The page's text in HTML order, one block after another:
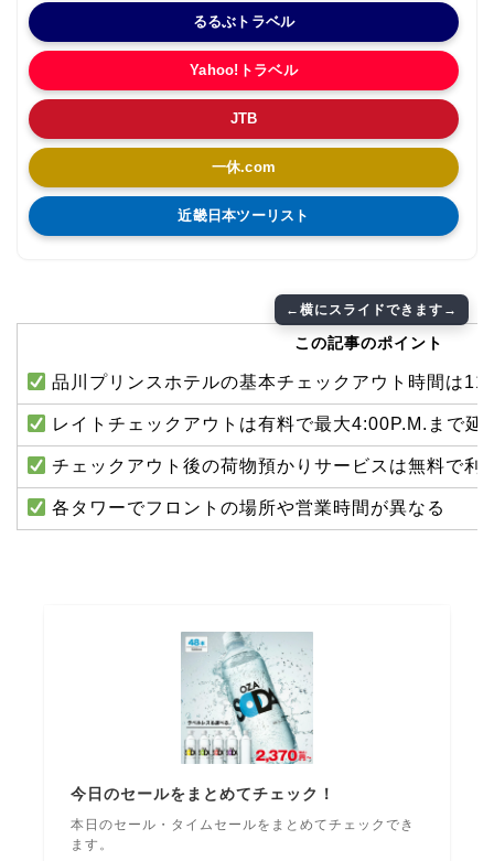
るるぶトラベル
Yahoo!トラベル
JTB
一休.com
近畿日本ツーリスト
この記事のポイント
品川プリンスホテルの基本チェックアウト時間は
レイトチェックアウトは有料で最大4:00P.M.まで延
チェックアウト後の荷物預かりサービスは無料で利
各タワーでフロントの場所や営業時間が異なる
今日のセールをまとめてチェック！
本日のセール・タイムセールをまとめてチェックでき
ます。